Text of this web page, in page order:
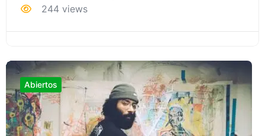
244 views
Abiertos